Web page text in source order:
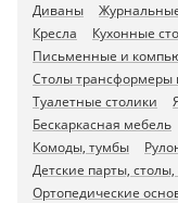
Диваны
Кресла
Кухонные
Письменные и
Столы трансформеры
Туалетные столики
Бескаркасная мебель
Комоды, тумбы
Детские парты, столы,
Ортопедические